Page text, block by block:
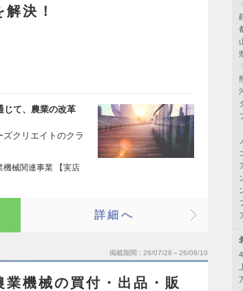
決！
じて、農業の改革
クリエイトのクラ
機械関連事業 【実店
詳細へ
掲載期間 26/07/28～26/08/10
業機械の買付・出品・販